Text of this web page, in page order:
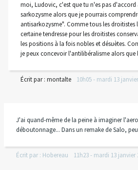
moi, Ludovic, c'est que tu n'es pas
sarkozysme alors que je pourrais
antisarkozysme". Comme tous les droitistes
certaine tendresse pour les droitistes
les positions à la fois nobles et désuètes.
je peux concevoir l'antilibéralisme alors que
Écrit par : montalte 10h05- mardi 13
J'ai quand-même de la peine à imaginer
déboutonnage... Dans un remake de Salo,
Écrit par : Hobereau 11h23- mardi 13 janvier